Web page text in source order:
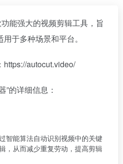
功能强大的视频剪辑工具，旨
于多种场景和平台。
https://autocut.video/
”的详细信息：
智能算法自动识别视频中的关键
，从而减少重复劳动，提高剪辑